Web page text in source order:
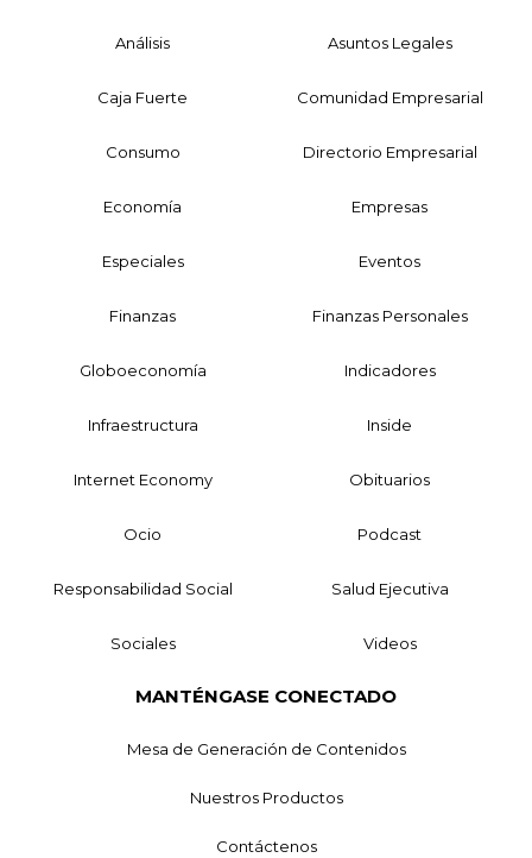
Análisis Asuntos Legales
Caja Fuerte Comunidad Empresarial
Consumo Directorio Empresarial
Economía Empresas
Especiales Eventos
Finanzas Finanzas Personales
Globoeconomía Indicadores
Infraestructura Inside
Internet Economy Obituarios
Ocio Podcast
Responsabilidad Social Salud Ejecutiva
Sociales Videos
MANTÉNGASE CONECTADO
Mesa de Generación de Contenidos
Nuestros Productos
Contáctenos